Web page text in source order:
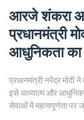
आरजे शंकरा
प्रधानमंत्री
आधुनिकता
प्रधानमंत्री नरेंद्र
इसे आध्यात्म और
सेवाओं में महत्वपूर्णता पर